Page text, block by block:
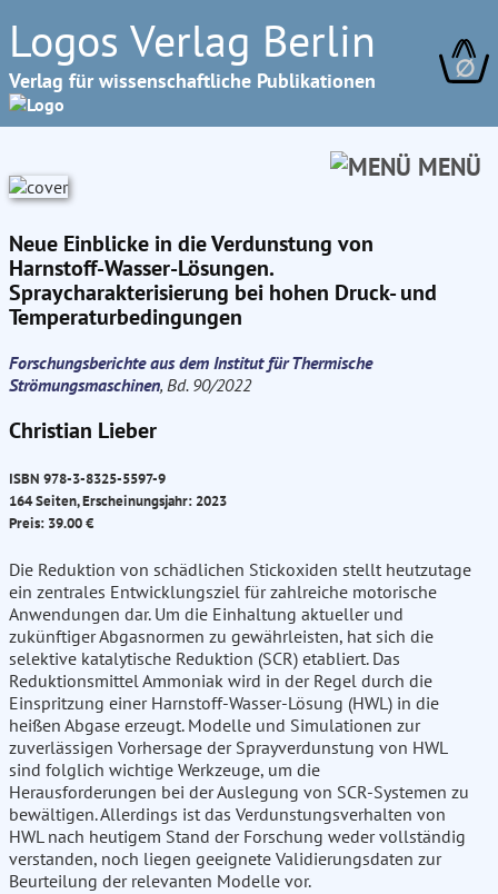
Logos Verlag Berlin
Verlag für wissenschaftliche Publikationen ∅
MENÜ
Neue Einblicke in die Verdunstung von
Harnstoff-Wasser-Lösungen.
Spraycharakterisierung bei hohen Druck- und
Temperaturbedingungen
Forschungsberichte aus dem Institut für Thermische
Strömungsmaschinen, Bd. 90/2022
Christian Lieber
ISBN 978-3-8325-5597-9
164 Seiten, Erscheinungsjahr: 2023
Preis: 39.00 €
Die Reduktion von schädlichen Stickoxiden stellt heutzutage
ein zentrales Entwicklungsziel für zahlreiche motorische
Anwendungen dar. Um die Einhaltung aktueller und
zukünftiger Abgasnormen zu gewährleisten, hat sich die
selektive katalytische Reduktion (SCR) etabliert. Das
Reduktionsmittel Ammoniak wird in der Regel durch die
Einspritzung einer Harnstoff-Wasser-Lösung (HWL) in die
heißen Abgase erzeugt. Modelle und Simulationen zur
zuverlässigen Vorhersage der Sprayverdunstung von HWL
sind folglich wichtige Werkzeuge, um die
Herausforderungen bei der Auslegung von SCR-Systemen zu
bewältigen. Allerdings ist das Verdunstungsverhalten von
HWL nach heutigem Stand der Forschung weder vollständig
verstanden, noch liegen geeignete Validierungsdaten zur
Beurteilung der relevanten Modelle vor.